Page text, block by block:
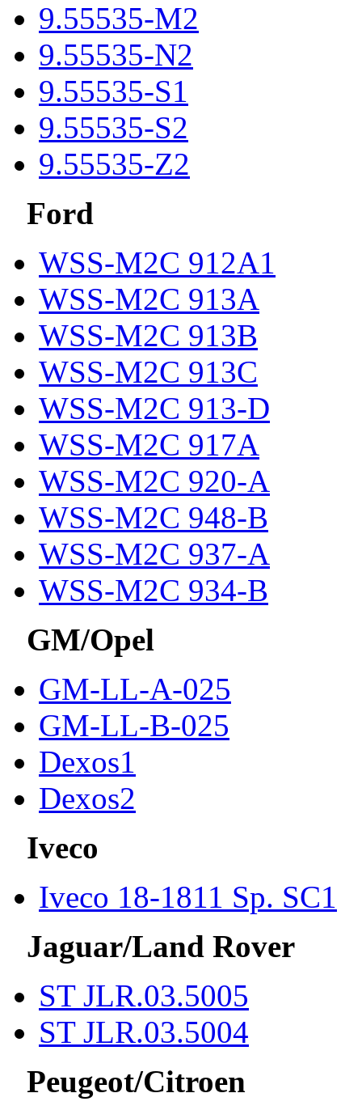
9.55535-M2
9.55535-N2
9.55535-S1
9.55535-S2
9.55535-Z2
Ford
WSS-M2C 912A1
WSS-M2C 913A
WSS-M2C 913B
WSS-M2C 913C
WSS-M2C 913-D
WSS-M2C 917A
WSS-M2C 920-A
WSS-M2C 948-B
WSS-M2C 937-A
WSS-M2C 934-B
GM/Opel
GM-LL-A-025
GM-LL-B-025
Dexos1
Dexos2
Iveco
Iveco 18-1811 Sp. SC1
Jaguar/Land Rover
ST JLR.03.5005
ST JLR.03.5004
Peugeot/Citroen